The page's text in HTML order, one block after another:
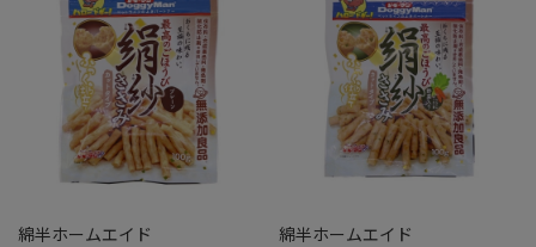
綿半ホームエイド
綿半ホームエイド